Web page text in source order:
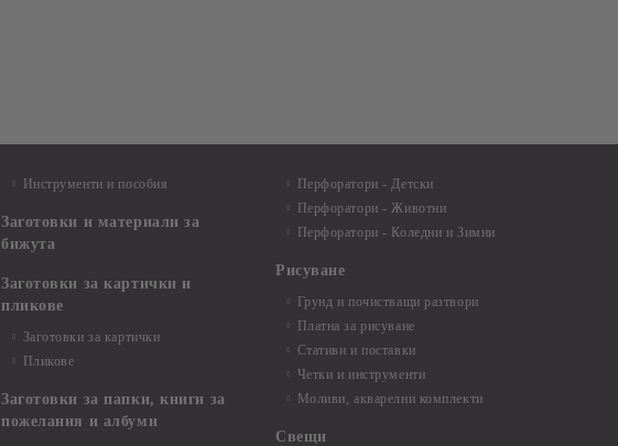
Инструменти и пособия
Заготовки и материали за
бижута
Заготовки за картички и
пликове
Заготовки за картички
Пликове
Заготовки за папки, книги за
пожелания и албуми
Перфоратори - Детски
Перфоратори - Животни
Перфоратори - Коледни и Зимни
Рисуване
Грунд и почистващи разтвори
Платна за рисуване
Стативи и поставки
Четки и инструменти
Моливи, акварелни комплекти
Свещи